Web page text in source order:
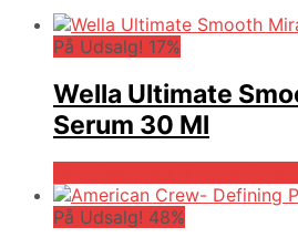
På Udsalg! 17%
Wella Ultimate
Serum 30 Ml
På Udsalg! 48%